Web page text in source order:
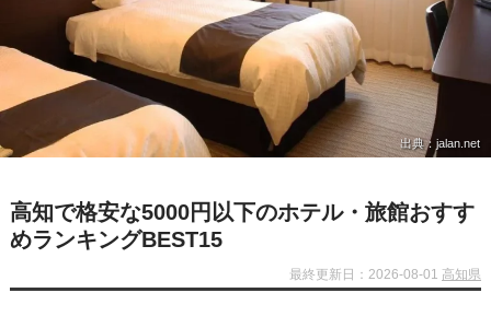
出典：jalan.net
高知で格安な5000円以下のホテル・旅館おすす
めランキングBEST15
最終更新日：2026-08-01 高知県